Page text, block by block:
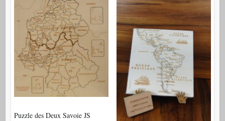
Puzzle des Deux Savoie JS